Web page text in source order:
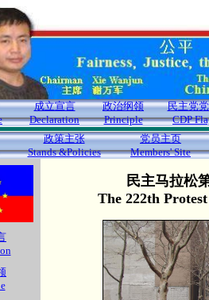
成立宣言
Declaration
政治纲领
Principle
民主党
CDP
政策主张
Stands &Policies
党员主页
Members' Site
民主马拉松
The 222th